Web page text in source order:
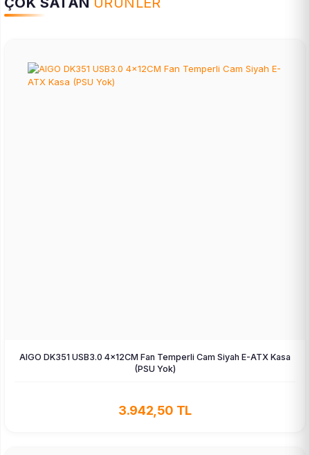
AIGO DK351 USB3.0 4×12CM Fan Temperli Cam Siyah E-ATX Kasa
(PSU Yok)
3.942,50 TL